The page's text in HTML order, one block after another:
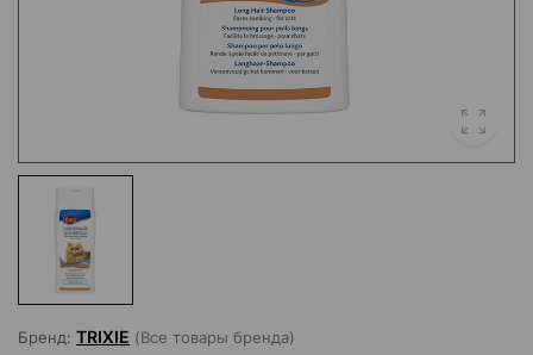
Бренд: TRIXIE (Все товары бренда)